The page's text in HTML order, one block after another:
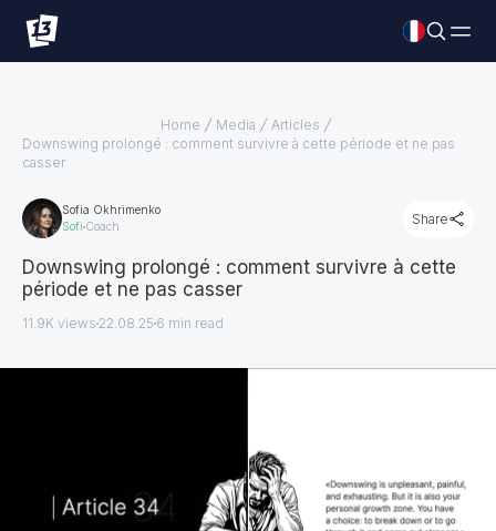
Home Media
Articles
Downswing prolongé : comment survivre à cette période et ne pas
casser
Sofia Okhrimenko
Sofi Coach Share
Downswing prolongé : comment survivre à cette
période et ne pas casser
11.9K views 22.08.25 6 min read